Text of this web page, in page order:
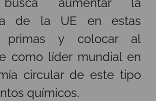
de la UE en estas
primas y colocar al
como líder mundial en
circular de este tipo
químicos.